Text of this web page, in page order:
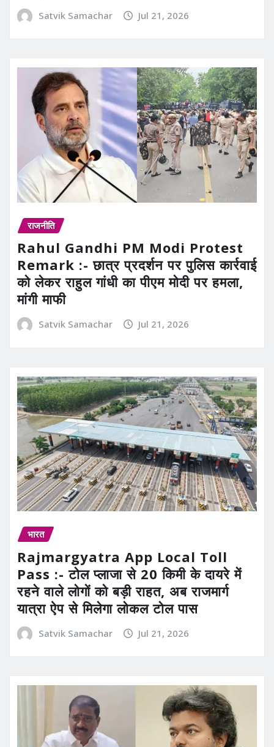
Satvik Samachar Jul 21, 2026
राजनीति
Rahul Gandhi PM Modi Protest
Remark :- छात्र प्रदर्शन पर पुलिस कार्रवाई
को लेकर राहुल गांधी का पीएम मोदी पर हमला,
मांगी माफी
Satvik Samachar Jul 21, 2026
भारत
Rajmargyatra App Local Toll
Pass :- टोल प्लाजा से 20 किमी के दायरे में
रहने वाले लोगों को बड़ी राहत, अब राजमार्ग
यात्रा ऐप से मिलेगा लोकल टोल पास
Satvik Samachar Jul 21, 2026